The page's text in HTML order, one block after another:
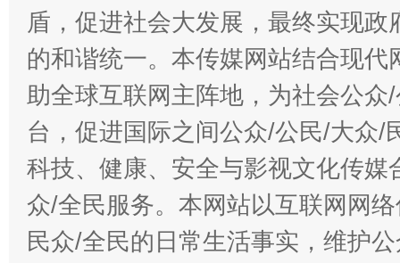
盾，促进社会大发展，最终实现
的和谐统一。本传媒网站结合现
助全球互联网主阵地，为社会公
台，促进国际之间公众/公民/大众/
科技、健康、安全与影视文化传
众/全民服务。本网站以互联网网
民众/全民的日常生活事实，维护